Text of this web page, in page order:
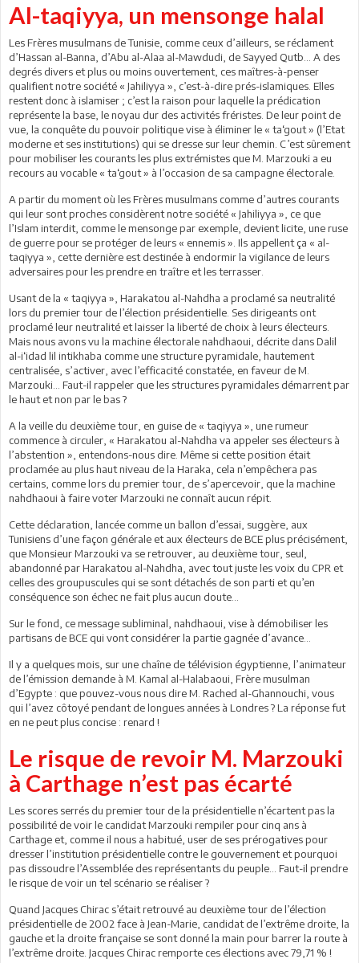
Al-taqiyya, un mensonge halal
Les Frères musulmans de Tunisie, comme ceux d’ailleurs, se réclament
d’Hassan al-Banna, d’Abu al-Alaa al-Mawdudi, de Sayyed Qutb… A des
degrés divers et plus ou moins ouvertement, ces maîtres-à-penser
qualifient notre société « Jahiliyya », c’est-à-dire prés-islamiques. Elles
restent donc à islamiser ; c’est la raison pour laquelle la prédication
représente la base, le noyau dur des activités fréristes. De leur point de
vue, la conquête du pouvoir politique vise à éliminer le « ta‘gout » (l’Etat
moderne et ses institutions) qui se dresse sur leur chemin. C’est sûrement
pour mobiliser les courants les plus extrémistes que M. Marzouki a eu
recours au vocable « ta‘gout » à l’occasion de sa campagne électorale.
A partir du moment où les Frères musulmans comme d’autres courants
qui leur sont proches considèrent notre société « Jahiliyya », ce que
l’Islam interdit, comme le mensonge par exemple, devient licite, une ruse
de guerre pour se protéger de leurs « ennemis ». Ils appellent ça « al-
taqiyya », cette dernière est destinée à endormir la vigilance de leurs
adversaires pour les prendre en traître et les terrasser.
Usant de la « taqiyya », Harakatou al-Nahdha a proclamé sa neutralité
lors du premier tour de l’élection présidentielle. Ses dirigeants ont
proclamé leur neutralité et laisser la liberté de choix à leurs électeurs.
Mais nous avons vu la machine électorale nahdhaoui, décrite dans Dalil
al-i‘idad lil intikhaba comme une structure pyramidale, hautement
centralisée, s’activer, avec l’efficacité constatée, en faveur de M.
Marzouki… Faut-il rappeler que les structures pyramidales démarrent par
le haut et non par le bas ?
A la veille du deuxième tour, en guise de « taqiyya », une rumeur
commence à circuler, « Harakatou al-Nahdha va appeler ses électeurs à
l’abstention », entendons-nous dire. Même si cette position était
proclamée au plus haut niveau de la Haraka, cela n’empêchera pas
certains, comme lors du premier tour, de s’apercevoir, que la machine
nahdhaoui à faire voter Marzouki ne connaît aucun répit.
Cette déclaration, lancée comme un ballon d’essai, suggère, aux
Tunisiens d’une façon générale et aux électeurs de BCE plus précisément,
que Monsieur Marzouki va se retrouver, au deuxième tour, seul,
abandonné par Harakatou al-Nahdha, avec tout juste les voix du CPR et
celles des groupuscules qui se sont détachés de son parti et qu’en
conséquence son échec ne fait plus aucun doute…
Sur le fond, ce message subliminal, nahdhaoui, vise à démobiliser les
partisans de BCE qui vont considérer la partie gagnée d’avance…
Il y a quelques mois, sur une chaîne de télévision égyptienne, l’animateur
de l’émission demande à M. Kamal al-Halabaoui, Frère musulman
d’Egypte : que pouvez-vous nous dire M. Rached al-Ghannouchi, vous
qui l’avez côtoyé pendant de longues années à Londres ? La réponse fut
en ne peut plus concise : renard !
Le risque de revoir M. Marzouki
à Carthage n’est pas écarté
Les scores serrés du premier tour de la présidentielle n’écartent pas la
possibilité de voir le candidat Marzouki rempiler pour cinq ans à
Carthage et, comme il nous a habitué, user de ses prérogatives pour
dresser l’institution présidentielle contre le gouvernement et pourquoi
pas dissoudre l’Assemblée des représentants du peuple… Faut-il prendre
le risque de voir un tel scénario se réaliser ?
Quand Jacques Chirac s’était retrouvé au deuxième tour de l’élection
présidentielle de 2002 face à Jean-Marie, candidat de l’extrême droite, la
gauche et la droite française se sont donné la main pour barrer la route à
l’extrême droite. Jacques Chirac remporte ces élections avec 79,71 % !